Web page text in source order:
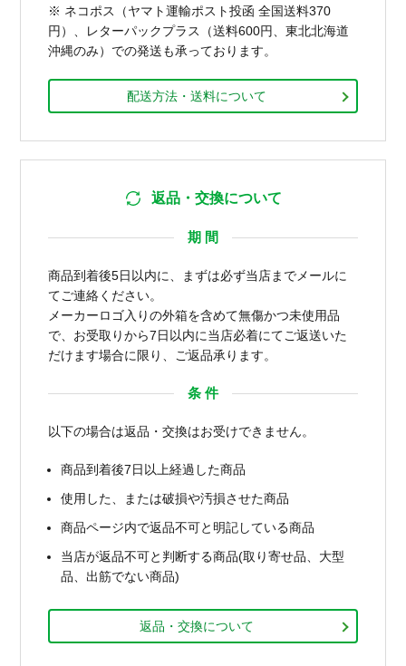
※ ネコポス（ヤマト運輸ポスト投函 全国送料370
円）、レターパックプラス（送料600円、東北北海道
沖縄のみ）での発送も承っております。
配送方法・送料について
返品・交換について
期 間
商品到着後5日以内に、まずは必ず当店までメールに
てご連絡ください。
メーカーロゴ入りの外箱を含めて無傷かつ未使用品
で、お受取りから7日以内に当店必着にてご返送いた
だけます場合に限り、ご返品承ります。
条 件
以下の場合は返品・交換はお受けできません。
商品到着後7日以上経過した商品
使用した、または破損や汚損させた商品
商品ページ内で返品不可と明記している商品
当店が返品不可と判断する商品(取り寄せ品、大型
品、出筋でない商品)
返品・交換について